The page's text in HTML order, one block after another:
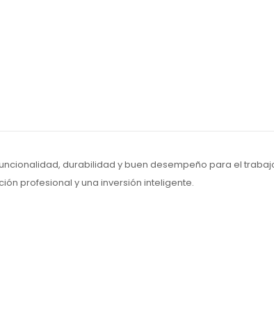
durabilidad y buen desempeño para el
profesional y una inversión inteligente.